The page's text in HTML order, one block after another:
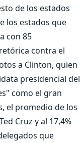
de los estados
los estados que
con 85
contra el
a Clinton, quien
presidencial del
como el gran
el promedio de los
Cruz y al 17,4%
que